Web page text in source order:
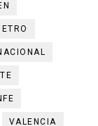
VALENCIA